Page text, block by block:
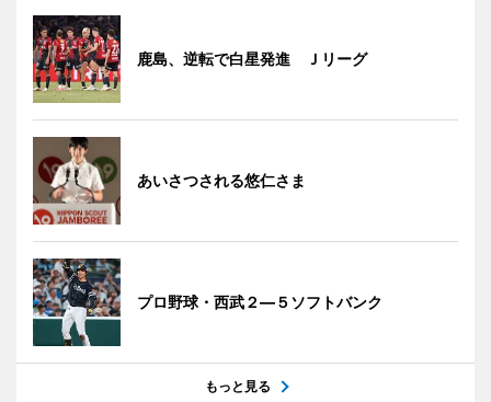
鹿島、逆転で白星発進 Ｊリーグ
あいさつされる悠仁さま
プロ野球・西武２―５ソフトバンク
もっと見る